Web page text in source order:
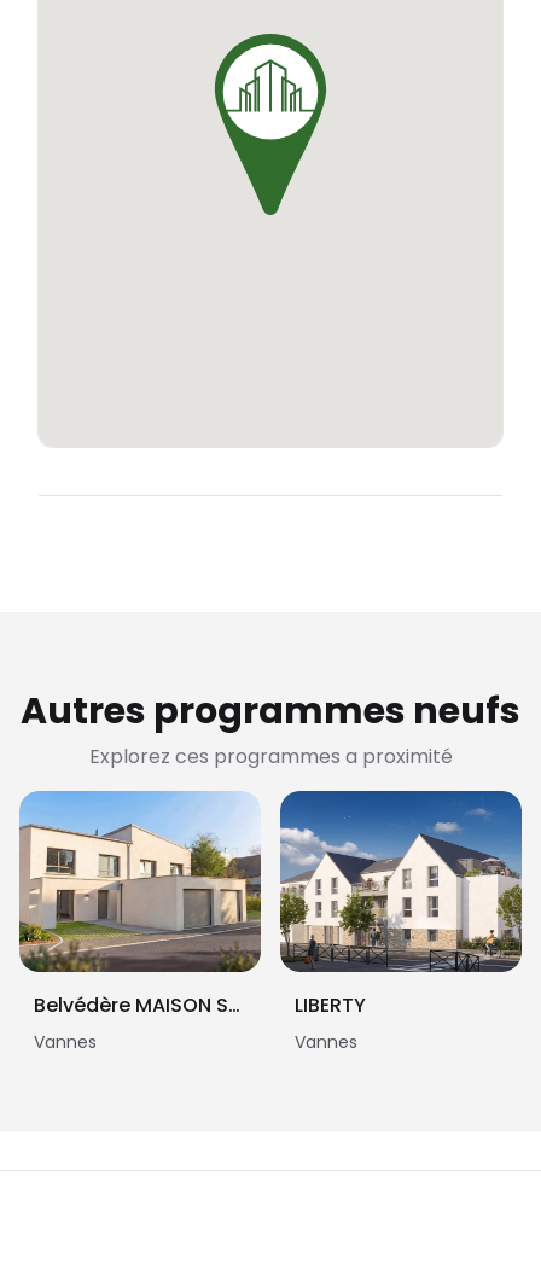
"Belvédère MAISON STANDING".
Autres programmes neufs
Explorez ces programmes a proximité
Belvédère MAISON STANDING
Vannes
LIBERTY
Vannes